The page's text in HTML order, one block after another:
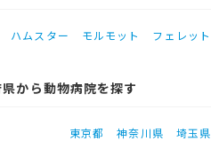
ハムスター モルモット フェレット
から動物病院を探す
東京都 神奈川県 埼玉県